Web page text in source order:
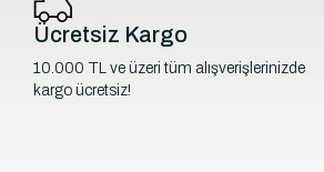
Ücretsiz Kargo
10.000 TL ve üzeri tüm alışverişlerinizde
kargo ücretsiz!